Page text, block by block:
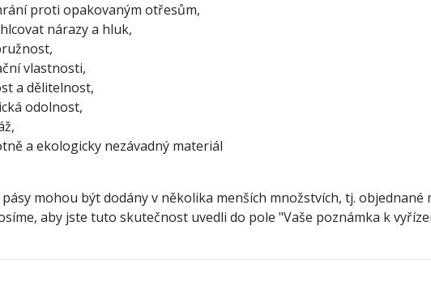
proti opakovaným otřesům,
nárazy a hluk,
vlastnosti,
a dělitelnost,
odolnost,
a ekologicky nezávadný materiál
pásy mohou být dodány v několika menších množstvích, tj.
aby jste tuto skutečnost uvedli do pole "Vaše poznámka k